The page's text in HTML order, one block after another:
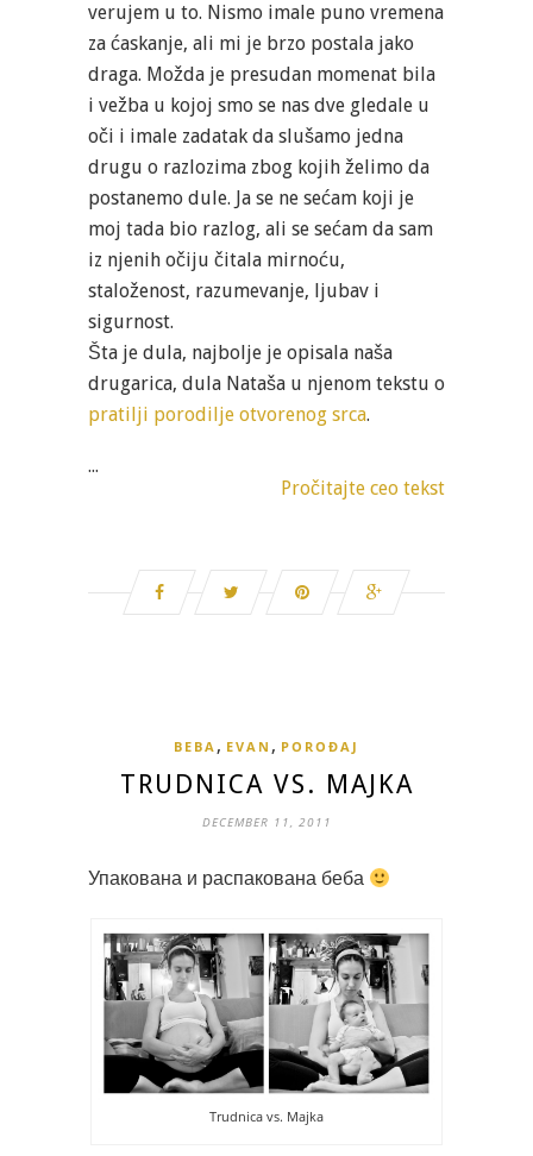
verujem u to. Nismo imale puno vremena
za ćaskanje, ali mi je brzo postala jako
draga. Možda je presudan momenat bila
i vežba u kojoj smo se nas dve gledale u
oči i imale zadatak da slušamo jedna
drugu o razlozima zbog kojih želimo da
postanemo dule. Ja se ne sećam koji je
moj tada bio razlog, ali se sećam da sam
iz njenih očiju čitala mirnoću,
staloženost, razumevanje, ljubav i
sigurnost.
Šta je dula, najbolje je opisala naša
drugarica, dula Nataša u njenom tekstu o
pratilji porodilje otvorenog srca.
...
Pročitajte ceo tekst
BEBA , EVAN , POROĐAJ
TRUDNICA VS. MAJKA
DECEMBER 11, 2011
Упакована и распакована беба
Trudnica vs. Majka